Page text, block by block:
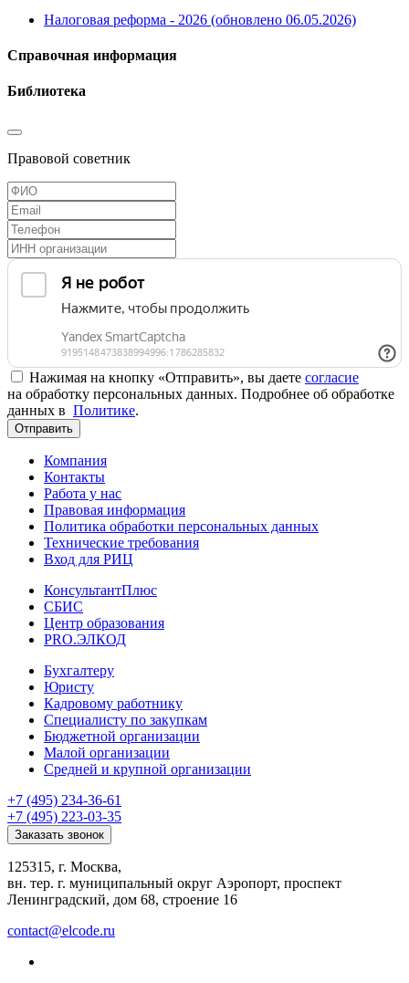
Налоговая реформа - 2026 (обновлено 06.05.2026)
Справочная информация
Библиотека
Правовой советник
Нажимая на кнопку «Отправить», вы даете согласие
на обработку персональных данных. Подробнее об обработке
данных в Политике.
Отправить
Компания
Контакты
Работа у нас
Правовая информация
Политика обработки персональных данных
Технические требования
Вход для РИЦ
КонсультантПлюс
СБИС
Центр образования
PRO.ЭЛКОД
Бухгалтеру
Юристу
Кадровому работнику
Специалисту по закупкам
Бюджетной организации
Малой организации
Средней и крупной организации
+7 (495) 234-36-61
+7 (495) 223-03-35
Заказать звонок
125315, г. Москва,
вн. тер. г. муниципальный округ Аэропорт, проспект
Ленинградский, дом 68, строение 16
contact@elcode.ru